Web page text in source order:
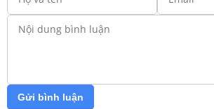
Gửi bình luận